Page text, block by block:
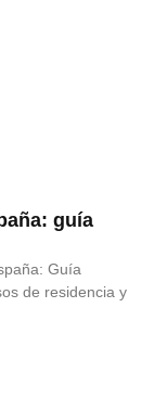
guía
Guía
de residencia y